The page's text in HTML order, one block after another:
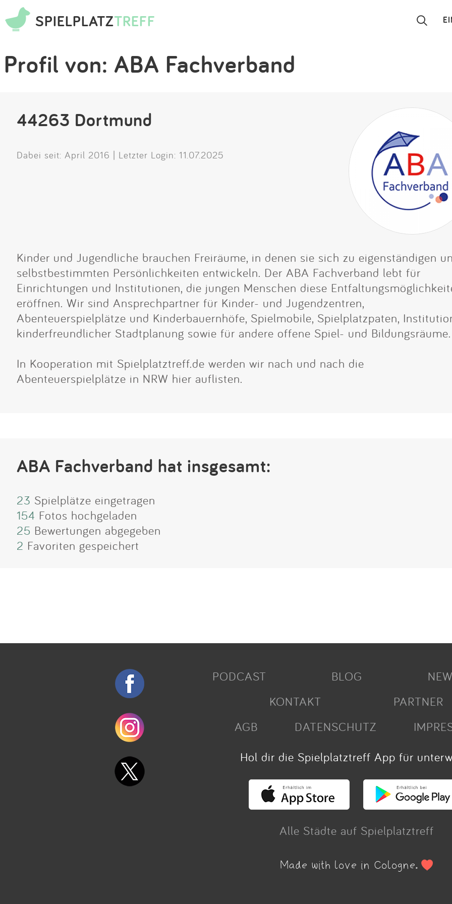
SPIELPLATZTREFF
Blog
Partner
Kontakt
Impressum
Anmelden
Profil von: ABA Fachverband
44263 Dortmund
Dabei seit: April 2016 | Letzter Login: 11.07.2025
Kinder und Jugendliche brauchen Freiräume, in denen sie sich zu eigenständigen
selbstbestimmten Persönlichkeiten entwickeln. Der ABA Fachverband lebt für
Einrichtungen und Institutionen, die jungen Menschen diese
eröffnen. Wir sind Ansprechpartner für Kinder- und Jugendzentren,
Abenteuerspielplätze und Kinderbauernhöfe, Spielmobile, Spielplatzpaten,
kinderfreundlicher Stadtplanung sowie für andere offene Spiel- und Bildungsräume.
In Kooperation mit Spielplatztreff.de werden wir nach und nach die
Abenteuerspielplätze in NRW hier auflisten.
ABA Fachverband hat insgesamt:
23 Spielplätze eingetragen
154 Fotos hochgeladen
25 Bewertungen abgegeben
2 Favoriten gespeichert
PODCAST BLOG
KONTAKT
PARTNER
AGB
DATENSCHUTZ
Hol dir die Spielplatztreff App für
Alle Städte auf Spielplatztreff
Made with love in Cologne.